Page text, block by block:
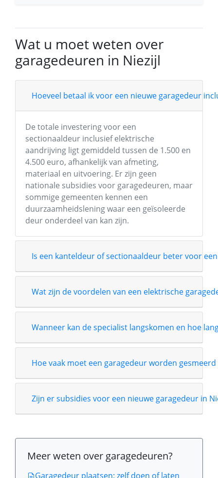
Wat u moet weten over
garagedeuren in Niezijl
Hoeveel betaal ik voor een nieuwe garagedeur
De totale investering voor een
sectionaaldeur inclusief elektrische
aandrijving ligt gemiddeld tussen de 1.500 en
4.500 euro, afhankelijk van afmeting,
materiaal en uitvoering. Er zijn geen
nationale subsidies voor garagedeuren, maar
sommige gemeenten kennen een
duurzaamheidslening waar een geïsoleerde
deur onderdeel van kan zijn.
Is een kanteldeur of sectionaaldeur beter voor
Wat zijn de voordelen van een elektrische
Wanneer kan de specialist langskomen en hoe
Hoe vaak moet een garagedeur worden
Zijn er subsidies voor een nieuwe garagedeur in
Meer weten over garagedeuren?
Garagedeur plaatsen: zelf doen of laten